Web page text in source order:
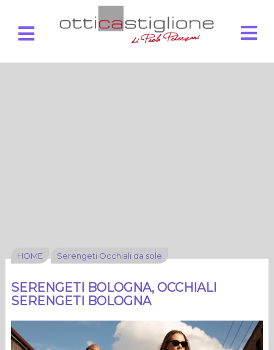
HOME Serengeti Occhiali da sole
SERENGETI BOLOGNA, OCCHIALI
SERENGETI BOLOGNA